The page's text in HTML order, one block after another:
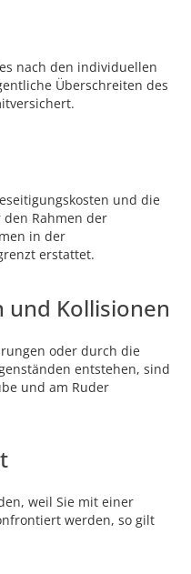
nach den individuellen
Überschreiten des
und die
Rahmen der
in der
erstattet.
Kollisionen
oder durch die
entstehen, sind
und am Ruder
weil Sie mit einer
werden, so gilt